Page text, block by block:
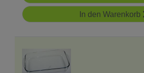
In den Warenkorb